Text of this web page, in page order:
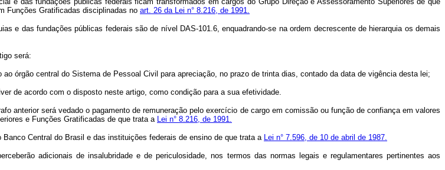
Funções Gratificadas disciplinadas no art. 26 da Lei n° 8.216, de 1991.
e das fundações públicas federais são de nível DAS-101.6, enquadrando-se na ordem decrescente de hierarquia os demais
será:
órgão central do Sistema de Pessoal Civil para apreciação, no prazo de trinta dias, contado da data de vigência desta lei;
de acordo com o disposto neste artigo, como condição para a sua efetividade.
anterior será vedado o pagamento de remuneração pelo exercício de cargo em comissão ou função de confiança em valores
e Funções Gratificadas de que trata a Lei n° 8.216, de 1991.
Central do Brasil e das instituições federais de ensino de que trata a Lei n° 7.596, de 10 de abril de 1987.
adicionais de insalubridade e de periculosidade, nos termos das normas legais e regulamentares pertinentes aos